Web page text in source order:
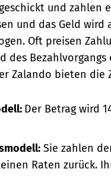
und zahlen
und das Geld
Oft preisen
des
Zalando bieten die
Der Betrag wird
Sie zahlen
Raten zurück.